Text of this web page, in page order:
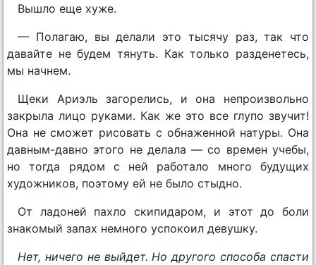
Вышло еще хуже.
— Полагаю, вы делали это тысячу раз, так что
давайте не будем тянуть. Как только разденетесь,
мы начнем.
Щеки Ариэль загорелись, и она непроизвольно
закрыла лицо руками. Как же это все глупо звучит!
Она не сможет рисовать с обнаженной натуры. Она
давным-давно этого не делала — со времен учебы,
но тогда рядом с ней работало много будущих
художников, поэтому ей не было стыдно.
От ладоней пахло скипидаром, и этот до боли
знакомый запах немного успокоил девушку.
Нет, ничего не выйдет. Но другого способа спасти